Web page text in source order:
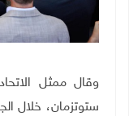
وقال ممثل
ستوتزمان، خلال